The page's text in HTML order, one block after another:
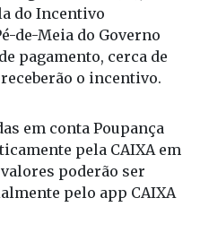
feira (25), o
do Incentivo
de-Meia do Governo
pagamento, cerca de
em conta Poupança
pela CAIXA em
poderão ser
pelo app CAIXA